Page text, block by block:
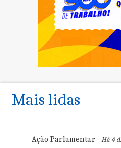
Mais lidas
Ação Parlamentar - Há 4